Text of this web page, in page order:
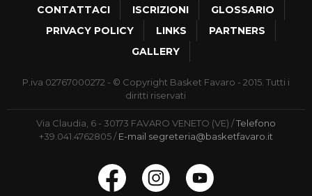
CONTATTACI ISCRIZIONI
GLOSSARIO
PRIVACY POLICY
LINKS
PARTNERS
GALLERY
P.iva 02767000272 - © Copyright Basket Favaro - 2015. Tutti i
diritti riservati
Via Claudia, 6 - 30173 FAVARO VENETO (VE)
Telefono
+39.041.4762805
E-mail segreteria@basketfavaro.it